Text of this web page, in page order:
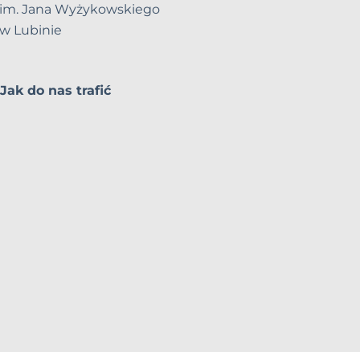
im. Jana Wyżykowskiego
w Lubinie
Jak do nas trafić